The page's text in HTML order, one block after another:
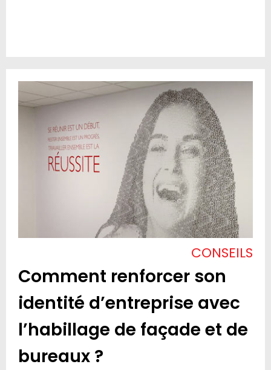
CONSEILS
Comment renforcer son
identité d’entreprise avec
l’habillage de façade et de
bureaux ?